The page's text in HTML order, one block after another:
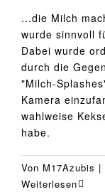
...die Milch
wurde sinnvoll
Dabei wurde
durch die
"Milch-
Kamera
wahlweise
habe.
Von M17Azubis |
Weiterlesen